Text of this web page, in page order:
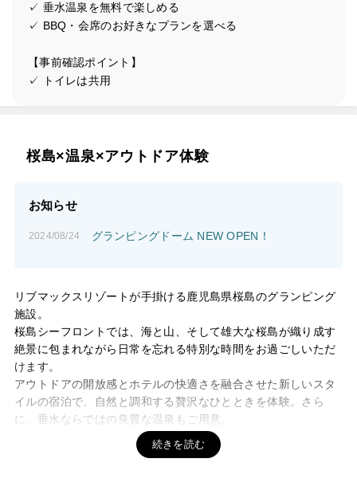
✓ 垂水温泉を無料で楽しめる
✓ BBQ・会席のお好きなプランを選べる
【事前確認ポイント】
✓ トイレは共用
桜島×温泉×アウトドア体験
お知らせ
2024/08/24 グランピングドーム NEW OPEN！
リブマックスリゾートが手掛ける鹿児島県桜島のグランピング
施設。
桜島シーフロントでは、海と山、そして雄大な桜島が織り成す
絶景に包まれながら日常を忘れる特別な時間をお過ごしいただ
けます。
アウトドアの開放感とホテルの快適さを融合させた新しいスタ
イルの宿泊で、自然と調和する贅沢なひとときを体験。さら
に、垂水ならではの良質な温泉もご用意。
心身を解きほぐす湯浴みとともに、ここでしか味わえない非日
常のステイをお楽しみいただけます。